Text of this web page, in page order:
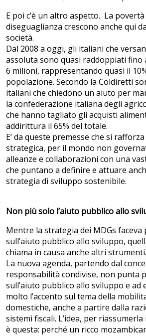
E poi c’è un altro aspetto. La povertà
diseguaglianza crescono anche qui
società.
Dal 2008 a oggi, gli italiani che
assoluta sono quasi raddoppiati fino
6 milioni, rappresentando quasi il
popolazione. Secondo la Coldiretti
italiani che chiedono un aiuto per
la confederazione italiana degli
che hanno tagliato gli acquisti
addirittura il 65% del totale.
E’ da queste premesse che si
strategica, per il mondo non
alleanze e collaborazioni con una
che puntano a definire e attuare
strategia di sviluppo sostenibile.
Non più solo l’aiuto pubblico allo
Mentre la strategia dei MDGs faceva
sull’aiuto pubblico allo sviluppo,
chiama in causa anche altri strumenti.
La nuova agenda, partendo dal
responsabilità condivise, non punta
sull’aiuto pubblico allo sviluppo e ad
molto l’accento sul tema della
domestiche, anche a partire dalla
sistemi fiscali. L’idea, per
è questa: perché un ricco